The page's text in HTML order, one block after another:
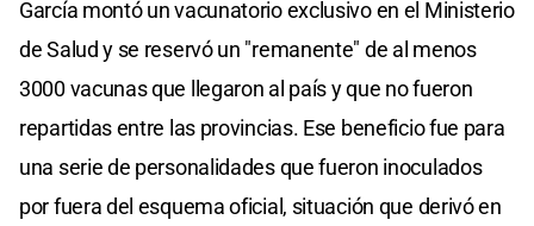
García montó un vacunatorio exclusivo en el Ministerio
de Salud y se reservó un "remanente" de al menos
3000 vacunas que llegaron al país y que no fueron
repartidas entre las provincias. Ese beneficio fue para
una serie de personalidades que fueron inoculados
por fuera del esquema oficial, situación que derivó en